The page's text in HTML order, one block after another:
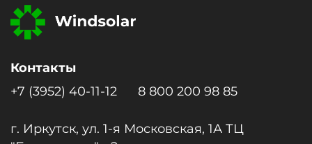
Контакты
+7 (3952) 40-11-12
8 800 200 98 85
г. Иркутск, ул. 1-я Московcкая, 1А ТЦ